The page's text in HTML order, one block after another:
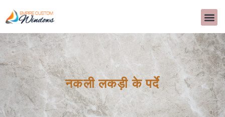
नकली लकड़ी के पर्दे